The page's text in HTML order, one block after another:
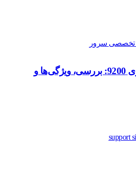
تخصصی سرور
سوئیچ‌های سیسکو سری 9200: بررسی، ویژگی‌ها و
support